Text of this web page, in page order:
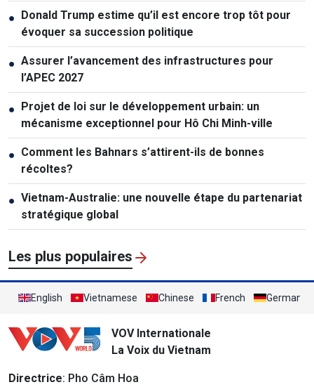
● Donald Trump estime qu’il est encore trop tôt pour
évoquer sa succession politique
● Assurer l’avancement des infrastructures pour
l’APEC 2027
● Projet de loi sur le développement urbain: un
mécanisme exceptionnel pour Hô Chi Minh-ville
● Comment les Bahnars s’attirent-ils de bonnes
récoltes?
● Vietnam-Australie: une nouvelle étape du partenariat
stratégique global
Les plus populaires
English Vietnamese Chinese French German
VOV Internationale
La Voix du Vietnam
Directrice: Pho Câm Hoa